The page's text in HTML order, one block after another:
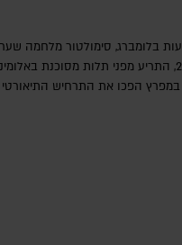
בלומברג, סימולטור מלחמה
בחודש יולי 2025, התריע מפני תלות מסוכנת
במפרץ הפכו את התרחיש